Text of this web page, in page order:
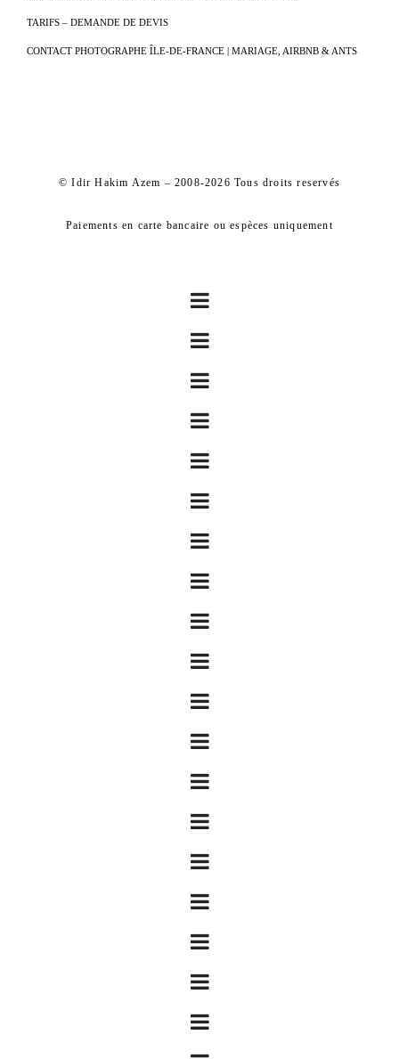
TARIFS – DEMANDE DE DEVIS
CONTACT PHOTOGRAPHE ÎLE-DE-FRANCE | MARIAGE, AIRBNB & ANTS
© Idir Hakim Azem – 2008-2026 Tous droits reservés
Paiements en carte bancaire ou espèces uniquement